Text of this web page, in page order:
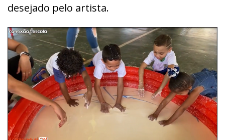
desejado pelo artista.